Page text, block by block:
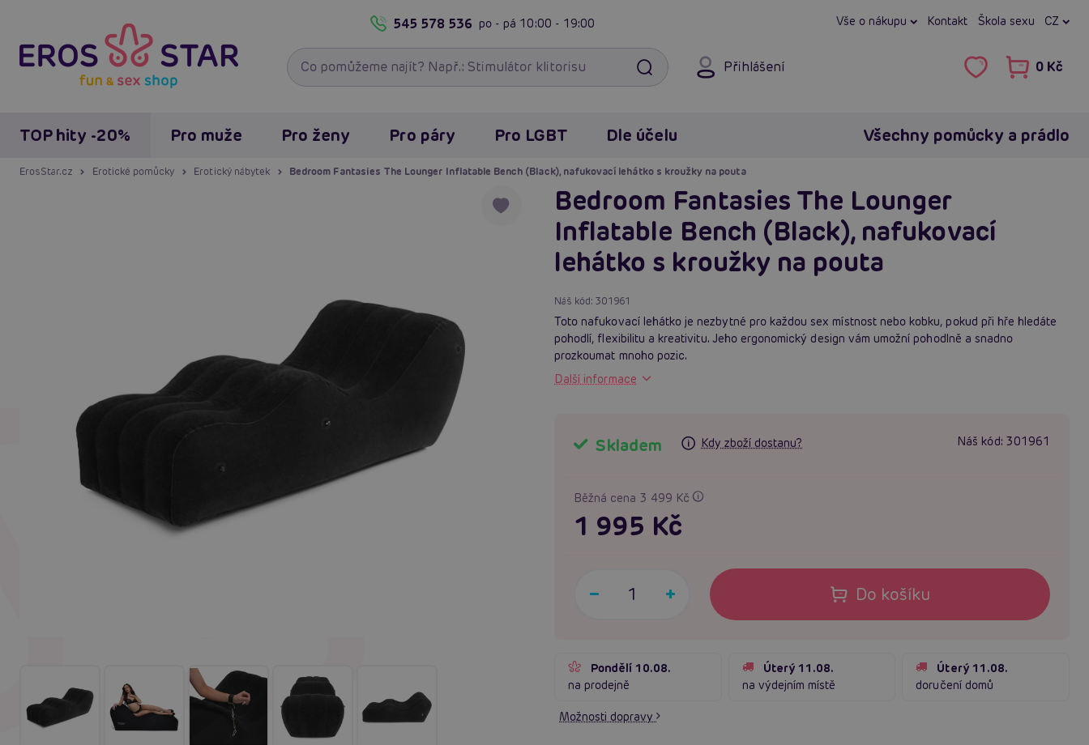
545 578 536 po - pá 10:00 - 19:00 Vše o nákupu Kontakt Škola sexu CZ
Přihlášení 0 Kč
TOP hity -20% Pro muže Pro ženy Pro páry Pro LGBT Dle účelu Všechny pomůcky a prádlo
ErosStar.cz Erotické pomůcky Erotický nábytek Bedroom Fantasies The Lounger Inflatable Bench (Black), nafukovací lehátko s kroužky na pouta
Bedroom Fantasies The Lounger
Inflatable Bench (Black), nafukovací
lehátko s kroužky na pouta
Náš kód:301961
Toto nafukovací lehátko je nezbytné pro každou sex místnost nebo kobku, pokud při hře hledáte
pohodlí, flexibilitu a kreativitu. Jeho ergonomický design vám umožní pohodlně a snadno
prozkoumat mnoho pozic.
Další informace
Skladem Kdy zboží dostanu? Náš kód: 301961
Běžná cena 3 499 Kč
1 995 Kč
Do košíku
Pondělí 10.08.
na prodejně
Úterý 11.08.
na výdejním místě
Úterý 11.08.
doručení domů
Možnosti dopravy